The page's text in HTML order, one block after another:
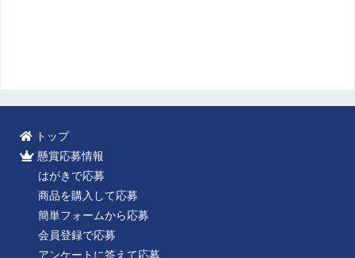
トップ
懸賞応募情報
はがきで応募
商品を購入して応募
簡単フォームから応募
会員登録で応募
アンケートに答えて応募